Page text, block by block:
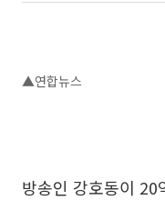
▲연합뉴스
방송인 강호동이 20